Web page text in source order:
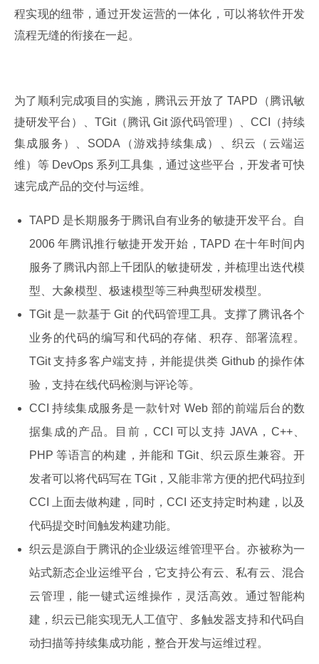
程实现的纽带，通过开发运营的一体化，可以将软件开发
流程无缝的衔接在一起。
为了顺利完成项目的实施，腾讯云开放了 TAPD（腾讯敏
捷研发平台）、TGit（腾讯 Git 源代码管理）、CCI（持续
集成服务）、SODA（游戏持续集成）、织云（云端运
维）等 DevOps 系列工具集，通过这些平台，开发者可快
速完成产品的交付与运维。
TAPD 是长期服务于腾讯自有业务的敏捷开发平台。自
2006 年腾讯推行敏捷开发开始，TAPD 在十年时间内
服务了腾讯内部上千团队的敏捷研发，并梳理出迭代模
型、大象模型、极速模型等三种典型研发模型。
TGit 是一款基于 Git 的代码管理工具。支撑了腾讯各个
业务的代码的编写和代码的存储、积存、部署流程。
TGit 支持多客户端支持，并能提供类 Github 的操作体
验，支持在线代码检测与评论等。
CCI 持续集成服务是一款针对 Web 部的前端后台的数
据集成的产品。目前，CCI 可以支持 JAVA，C++、
PHP 等语言的构建，并能和 TGit、织云原生兼容。开
发者可以将代码写在 TGit，又能非常方便的把代码拉到
CCI 上面去做构建，同时，CCI 还支持定时构建，以及
代码提交时间触发构建功能。
织云是源自于腾讯的企业级运维管理平台。亦被称为一
站式新态企业运维平台，它支持公有云、私有云、混合
云管理，能一键式运维操作，灵活高效。通过智能构
建，织云已能实现无人工值守、多触发器支持和代码自
动扫描等持续集成功能，整合开发与运维过程。